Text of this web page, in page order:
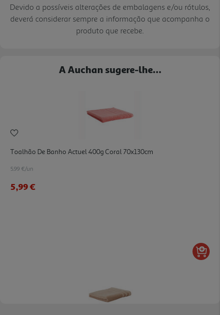
Devido a possíveis alterações de embalagens e/ou rótulos,
deverá considerar sempre a informação que acompanha o
produto que recebe.
A Auchan sugere-lhe...
Toalhão De Banho Actuel 400g Coral 70x130cm
5.99 €/un
5,99 €